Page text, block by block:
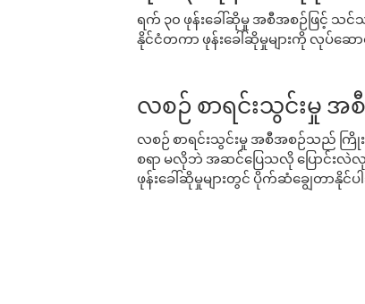
ရက် ၃၀ ဖုန်းခေါ်ဆိုမှု အစီအစဉ်ဖြင့် သ
နိုင်ငံတကာ ဖုန်းခေါ်ဆိုမှုများကို လုပ်ဆေ
လစဉ် စာရင်းသွင်းမှု အစီ
လစဉ် စာရင်းသွင်းမှု အစီအစဉ်သည် ကြိုး
စရာ မလိုဘဲ အဆင်ပြေသလို ပြောင်းလဲ
ဖုန်းခေါ်ဆိုမှုများတွင် ပိုက်ဆံချွေတာနိုင်